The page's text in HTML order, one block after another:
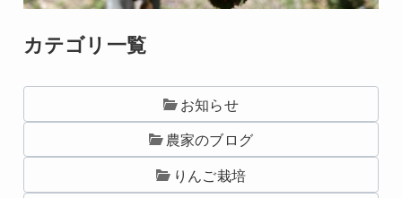
カテゴリ一覧
お知らせ
農家のブログ
りんご栽培